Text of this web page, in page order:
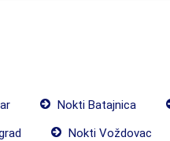
Nokti Batajnica
Nokti Voždovac